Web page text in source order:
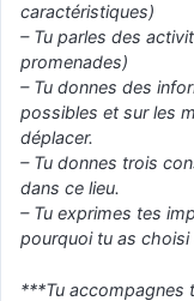
caractéristiques)
– Tu parles des
promenades)
– Tu donnes des
possibles et sur les
déplacer.
– Tu donnes trois
dans ce lieu.
– Tu exprimes tes
pourquoi tu as choisi
***Tu accompagnes